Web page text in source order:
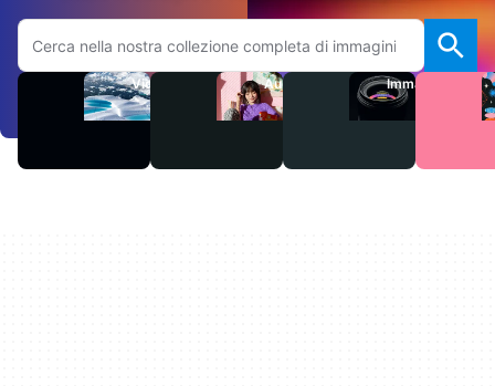
Cerca sul sito Adobe.com
Video Audio Immagini